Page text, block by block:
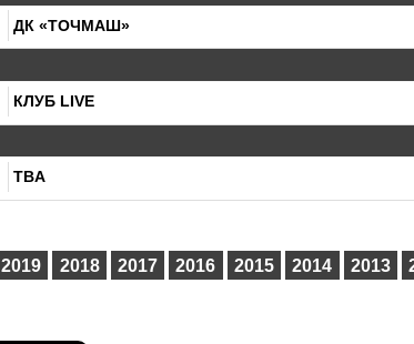
ДК «ТОЧМАШ»
КЛУБ LIVE
TBA
2019 2018 2017 2016 2015 2014 2013